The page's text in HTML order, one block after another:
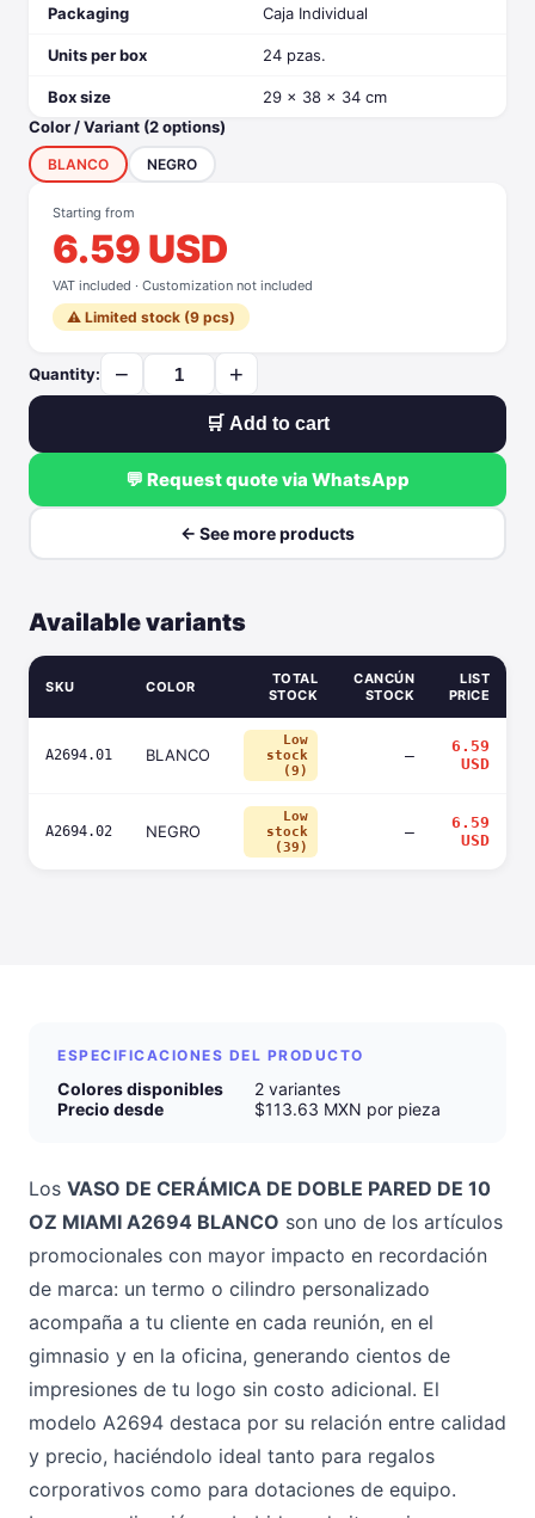
Packaging Caja Individual
Units per box 24 pzas.
Box size
29 x 38 x 34 cm
Color / Variant (2 options)
BLANCO NEGRO
Starting from
6.59 USD
VAT included · Customization not included
⚠️ Limited stock (9 pcs)
Quantity: − +
🛒 Add to cart
💬 Request quote via WhatsApp
← See more products
Available variants
SKU COLOR
TOTAL
STOCK
CANCÚN
STOCK
LIST
PRICE
A2694.01 BLANCO
Low
stock
(9)
—
6.59
USD
A2694.02 NEGRO
Low
stock
(39)
—
6.59
USD
ESPECIFICACIONES DEL PRODUCTO
Colores disponibles
2 variantes
Precio desde
$113.63 MXN por pieza
Los VASO DE CERÁMICA DE DOBLE PARED DE 10
OZ MIAMI A2694 BLANCO son uno de los artículos
promocionales con mayor impacto en recordación
de marca: un termo o cilindro personalizado
acompaña a tu cliente en cada reunión, en el
gimnasio y en la oficina, generando cientos de
impresiones de tu logo sin costo adicional. El
modelo A2694 destaca por su relación entre calidad
y precio, haciéndolo ideal tanto para regalos
corporativos como para dotaciones de equipo.